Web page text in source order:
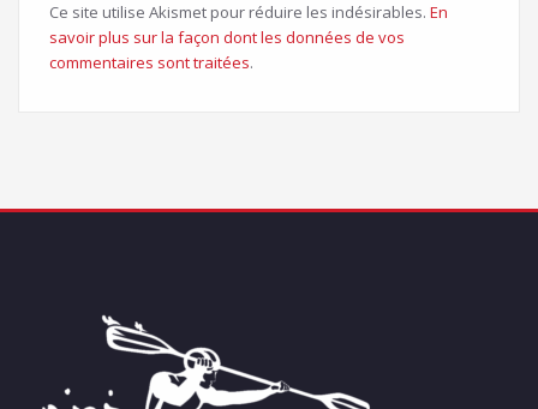
Ce site utilise Akismet pour réduire les indésirables. En
savoir plus sur la façon dont les données de vos
commentaires sont traitées.